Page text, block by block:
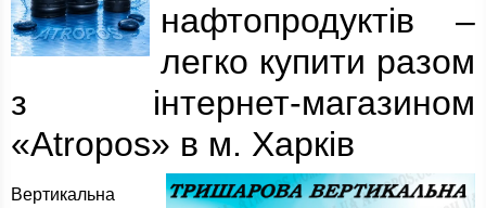
нафтопродуктів –
легко купити разом
з інтернет-магазином
«Atropos» в м. Харків
Вертикальна